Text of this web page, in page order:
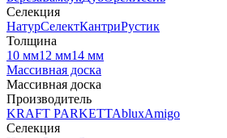
Селекция
НатурСелектКантриРустик
Толщина
10 мм12 мм14 мм
Массивная доска
Массивная доска
Производитель
KRAFT PARKETTAbluxAmigo
Селекция